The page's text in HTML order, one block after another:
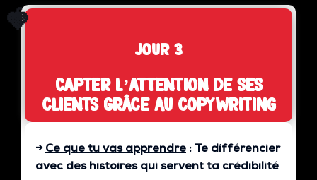
🍓
jour 3
Capter l’attention de ses
clients grâce au copywriting
→ Ce que tu vas apprendre : Te différencier
avec des histoires qui servent ta crédibilité